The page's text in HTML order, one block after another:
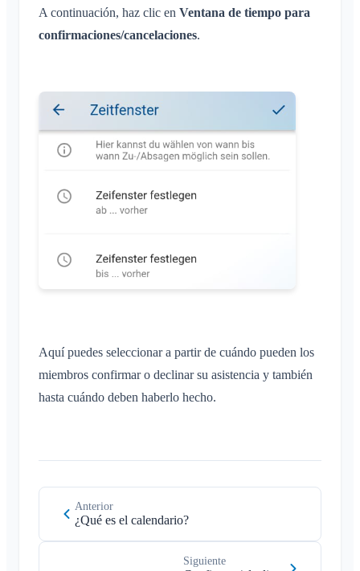
A continuación, haz clic en Ventana de tiempo para
confirmaciones/cancelaciones.
Aquí puedes seleccionar a partir de cuándo pueden los
miembros confirmar o declinar su asistencia y también
hasta cuándo deben haberlo hecho.
Anterior
¿Qué es el calendario?
Siguiente